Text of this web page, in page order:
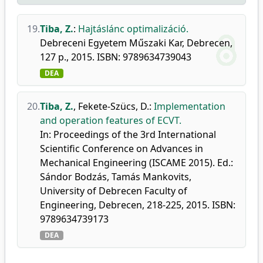
19.Tiba, Z.: Hajtáslánc optimalizáció.
Debreceni Egyetem Műszaki Kar, Debrecen,
127 p., 2015. ISBN: 9789634739043
DEA
20.Tiba, Z., Fekete-Szücs, D.: Implementation
and operation features of ECVT.
In: Proceedings of the 3rd International
Scientific Conference on Advances in
Mechanical Engineering (ISCAME 2015). Ed.:
Sándor Bodzás, Tamás Mankovits,
University of Debrecen Faculty of
Engineering, Debrecen, 218-225, 2015. ISBN:
9789634739173
DEA